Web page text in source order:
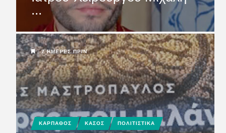
ΜΕΛΕΤΗ ΛΙΜΑΝΙΟΥ
ΚΑΡΠΑΘΟΥ: Να μη χαθεί
άσκοπα και ά...
...
7 ΗΜΈΡΕΣ ΠΡΙΝ
ΚΑΡΠΑΘΟΣ ΚΑΣΟΣ ΠΟΛΙΤΙΣΤΙΚΑ